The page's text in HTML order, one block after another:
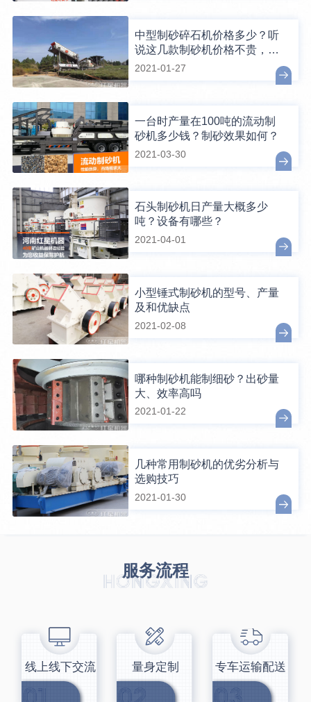
中型制砂碎石机价格多少？听
说这几款制砂机价格不贵，还
好用
2021-01-27
一台时产量在100吨的流动制
砂机多少钱？制砂效果如何？
2021-03-30
石头制砂机日产量大概多少
吨？设备有哪些？
2021-04-01
小型锤式制砂机的型号、产量
及和优缺点
2021-02-08
哪种制砂机能制细砂？出砂量
大、效率高吗
2021-01-22
几种常用制砂机的优劣分析与
选购技巧
2021-01-30
服务流程
线上线下交流 量身定制 专车运输配送